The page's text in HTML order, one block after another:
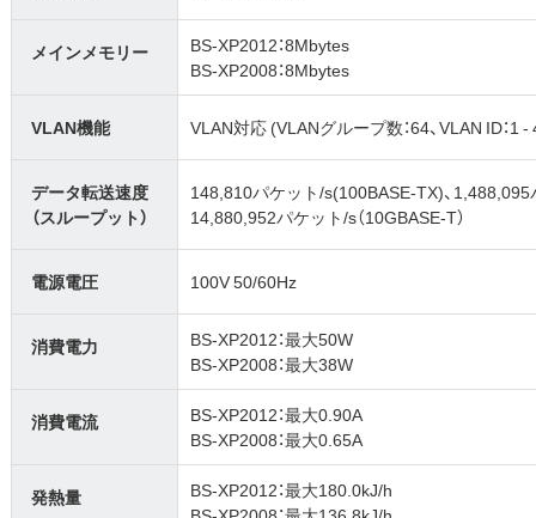
メインメモリー
BS-XP2012：8Mbytes
BS-XP2008：8Mbytes
VLAN機能 VLAN対応 (VLANグループ数：64、VLAN ID：
データ転送速度
（スループット）
148,810パケット/s(100BASE-TX)、1,488,095
14,880,952パケット/s（10GBASE-T）
電源電圧 100V 50/60Hz
消費電力
BS-XP2012：最大50W
BS-XP2008：最大38W
消費電流
BS-XP2012：最大0.90A
BS-XP2008：最大0.65A
発熱量
BS-XP2012：最大180.0kJ/h